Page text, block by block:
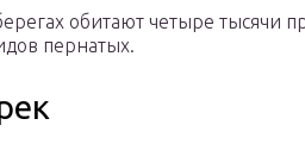
обитают четыре тысячи
пернатых.